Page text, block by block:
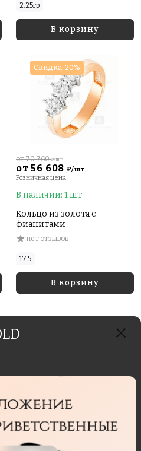
2.25гр
В корзину
от 56 608 ₽/шт
от 70 760₽/шт
Розничная цена
В наличии: 1 шт
Кольцо из золота с
фианитами
нет отзывов
17.5
В корзину
Скидка: 20%
покупателей
только пользователи,